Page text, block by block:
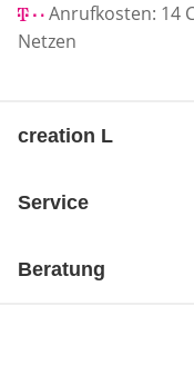
Anrufkosten: 14
Netzen
creation L
Service
Beratung